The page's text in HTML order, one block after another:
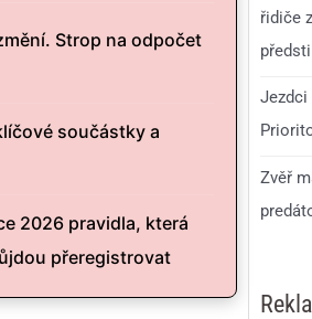
Strop na odpočet
součástky a
2026 pravidla, která
přeregistrovat
řidiče
Jezdci
Zvěř